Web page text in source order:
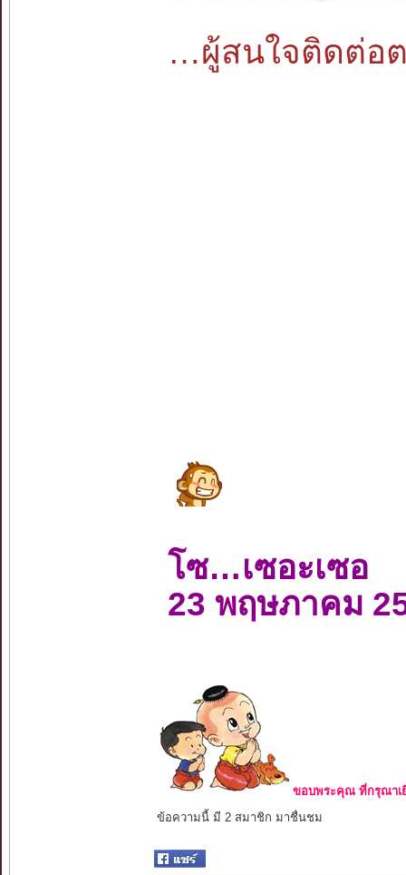
…ผู้สนใจติดต่อต
โซ…เซอะเซอ
23 พฤษภาคม
ขอบพระคุณ ที่กรุณาเ
ข้อความนี้ มี 2 สมาชิก มาชื่นชม